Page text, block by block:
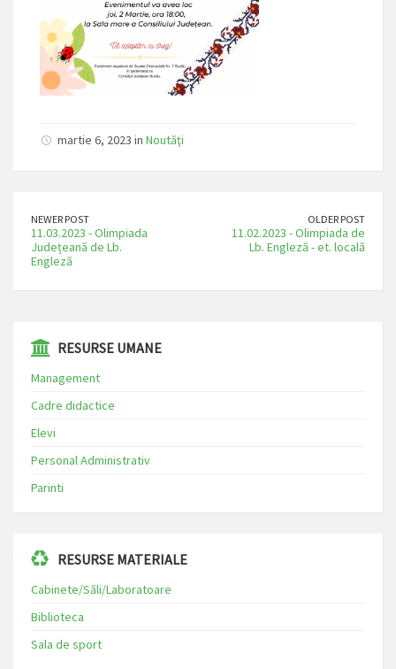
martie 6, 2023 in Noutăţi
NEWER POST
11.03.2023 - Olimpiada
Județeană de Lb.
Engleză
OLDER POST
11.02.2023 - Olimpiada de
Lb. Engleză - et. locală
⁠⁠⁠RESURSE UMANE
Management
Cadre didactice
Elevi
Personal Administrativ
Parinti
RESURSE MATERIALE
Cabinete/Săli/Laboratoare
Biblioteca
Sala de sport